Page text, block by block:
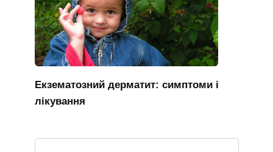
Екзематозний дерматит: симптоми і
лікування